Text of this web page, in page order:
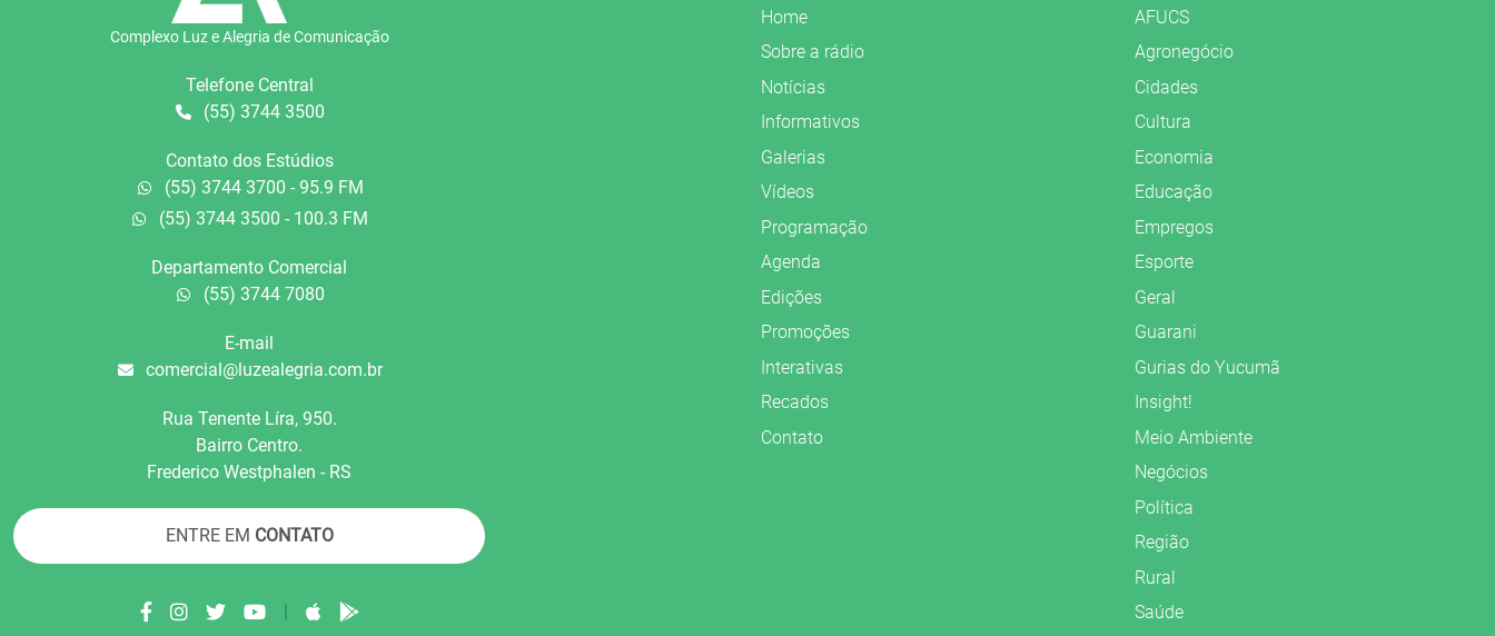
Complexo Luz e Alegria de Comunicação
Telefone Central
(55) 3744 3500
Contato dos Estúdios
(55) 3744 3700 - 95.9 FM
(55) 3744 3500 - 100.3 FM
Departamento Comercial
(55) 3744 7080
E-mail
comercial@luzealegria.com.br
Rua Tenente Líra, 950.
Bairro Centro.
Frederico Westphalen - RS
ENTRE EM CONTATO
|
Home
Sobre a rádio
Notícias
Informativos
Galerias
Vídeos
Programação
Agenda
Edições
Promoções
Interativas
Recados
Contato
AFUCS
Agronegócio
Cidades
Cultura
Economia
Educação
Empregos
Esporte
Geral
Guarani
Gurias do Yucumã
Insight!
Meio Ambiente
Negócios
Política
Região
Rural
Saúde